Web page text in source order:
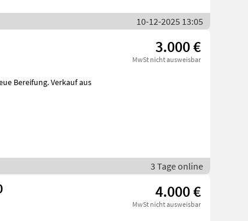
10-12-2025 13:05
3.000 €
MwSt nicht ausweisbar
Bereifung. Verkauf aus
3 Tage online
4.000 €
MwSt nicht ausweisbar